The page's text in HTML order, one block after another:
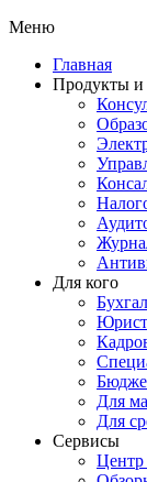
Меню
Главная
Продукты и
Для кого
Для
Для
Сервисы
Центр